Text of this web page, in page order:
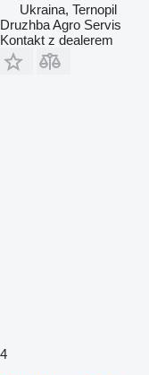
Ukraina, Ternopil
Druzhba Agro Servis
Kontakt z dealerem
4